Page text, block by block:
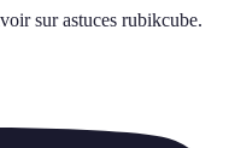
sur astuces rubikcube.